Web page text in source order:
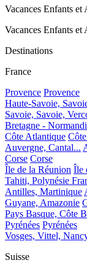
Vacances Enfants et
Vacances Enfants et
Destinations
France
Provence Provence
Haute-Savoie,
Savoie, Savoie,
Bretagne -
Côte Atlantique
Auvergne, Cantal...
Corse Corse
Île de la Réunion Île
Tahiti, Polynésie
Antilles, Martinique
Guyane, Amazonie
Pays Basque, Côte
Pyrénées Pyrénées
Vosges, Vittel,
Suisse